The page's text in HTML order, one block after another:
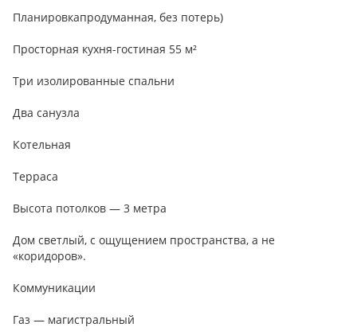
Планировкапродуманная, без потерь)
Просторная кухня-гостиная 55 м²
Три изолированные спальни
Два санузла
Котельная
Терраса
Высота потолков — 3 метра
Дом светлый, с ощущением пространства, а не
«коридоров».
Коммуникации
Газ — магистральный